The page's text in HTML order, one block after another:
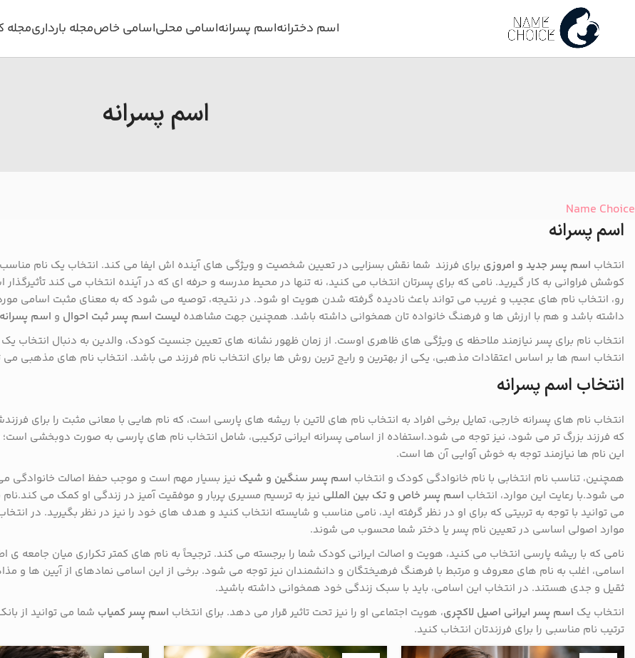
اسم دخترانهاسم پسرانهاسامی محلیاسامی خاصمجله بارداریمجله
اسم پسرانه
Name Choice
اسم پسرانه
انتخاب اسم پسر جدید و امروزی برای فرزند شما نقش بسزایی در تعیین شخصیت و ویژگی های آینده اش ایفا می کند. انتخاب یک نام مناسب
کوشش فراوانی به کار گیرید. نامی که برای پسرتان انتخاب می کنید، نه تنها در محیط مدرسه و حرفه ای که در آینده انتخاب می کند
رو، انتخاب نام های عجیب و غریب می تواند باعث نادیده گرفته شدن هویت او شود. در نتیجه، توصیه می شود که به معنای مثبت اسامی
داشته باشد و هم با ارزش ها و فرهنگ خانواده تان همخوانی داشته باشد. همچنین جهت مشاهده لیست اسم پسر ثبت احوال و اسم
انتخاب نام برای پسر نیازمند ملاحظه ی ویژگی های ظاهری اوست. از زمان ظهور نشانه های تعیین جنسیت کودک، والدین به دنبال انتخاب
انتخاب اسم ها بر اساس اعتقادات مذهبی، یکی از بهترین و رایج ترین روش ها برای انتخاب نام فرزند می باشد. انتخاب نام های مذهبی می
انتخاب اسم پسرانه
انتخاب نام های پسرانه خارجی، تمایل برخی افراد به انتخاب نام های لاتین با ریشه های پارسی است، که نام هایی با معانی مثبت را برای
که فرزند بزرگ تر می شود، نیز توجه می شود.استفاده از اسامی پسرانه ایرانی ترکیبی، شامل انتخاب نام های پارسی به صورت دوبخشی است؛
این نام ها نیازمند توجه به خوش آوایی آن ها است.
همچنین، تناسب نام انتخابی با نام خانوادگی کودک و انتخاب اسم پسر سنگین و شیک نیز بسیار مهم است و موجب حفظ اصالت خانوادگی
می شود.با رعایت این موارد، انتخاب اسم پسر خاص و تک بین المللی نیز به ترسیم مسیری پربار و موفقیت آمیز در زندگی او کمک می
می توانید با توجه به تربیتی که برای او در نظر گرفته اید، نامی مناسب و شایسته انتخاب کنید و هدف های خود را نیز در نظر بگیرید. در
موارد اصولی اساسی در تعیین نام پسر یا دختر شما محسوب می شوند.
نامی که با ریشه پارسی انتخاب می کنید، هویت و اصالت ایرانی کودک شما را برجسته می کند. ترجیحاً به نام های کمتر تکراری میان جامعه ی
اسامی، اغلب به نام های معروف و مرتبط با فرهنگ فرهیختگان و دانشمندان نیز توجه می شود. برخی از این اسامی نمادهای از آیین ها
ثقیل و جدی هستند. در انتخاب این اسامی، باید با سبک زندگی خود همخوانی داشته باشید.
انتخاب یک اسم پسر ایرانی اصیل لاکچری، هویت اجتماعی او را نیز تحت تاثیر قرار می دهد. برای انتخاب اسم پسر کمیاب شما می توانید از
ترتیب نام مناسبی را برای فرزندتان انتخاب کنید.